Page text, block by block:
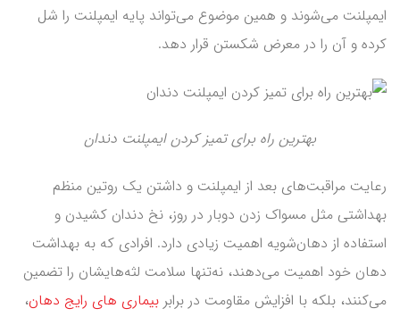
ایمپلنت می‌شوند و همین موضوع می‌تواند پایه ایمپلنت را شل
کرده و آن را در معرض شکستن قرار دهد.
بهترین راه برای تمیز کردن ایمپلنت دندان
رعایت مراقبت‌های بعد از ایمپلنت و داشتن یک روتین منظم
بهداشتی مثل مسواک زدن دوبار در روز، نخ دندان کشیدن و
استفاده از دهان‌شویه اهمیت زیادی دارد. افرادی که به بهداشت
دهان خود اهمیت می‌دهند، نه‌تنها سلامت لثه‌هایشان را تضمین
می‌کنند، بلکه با افزایش مقاومت در برابر بیماری های رایج دهان،